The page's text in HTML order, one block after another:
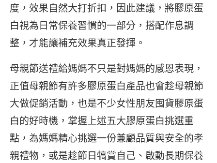
度，效果自然大打折扣，因此建議，將膠原蛋
白視為日常保養習慣的一部分，搭配作息調
整，才能讓補充效果真正發揮。
母親節送禮給媽媽不只是對媽媽的感恩表現，
正值母親節有許多膠原蛋白產品也會趁母親節
大做促銷活動，也是不少女性朋友囤貨膠原蛋
白的好時機，掌握上述五大膠原蛋白挑選重
點，為媽媽精心挑選一份兼顧品質與安全的孝
親禮物，或是趁節日犒賞自己、啟動長期保養